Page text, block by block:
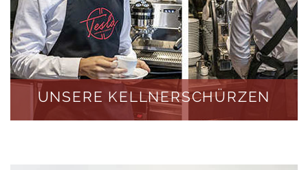
UNSERE KELLNERSCHÜRZEN